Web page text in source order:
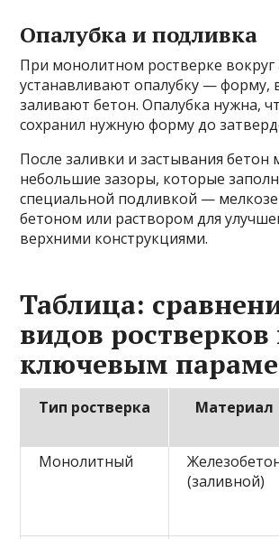
Опалубка и подливка
При монолитном ростверке
устанавливают опалубку — форму,
заливают бетон. Опалубка нужна,
сохранил нужную форму до
После заливки и застывания
небольшие зазоры, которые
специальной подливкой —
бетоном или раствором для
верхними конструкциями.
Таблица:
видов ростверков
ключевым
Тип ростверка Материал
Монолитный
(заливной)